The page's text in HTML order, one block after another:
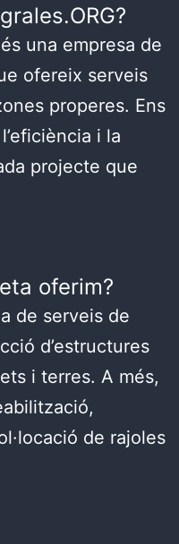
una empresa de
ofereix serveis
properes. Ens
i la
projecte que
oferim?
de serveis de
d’estructures
i terres. A més,
de rajoles